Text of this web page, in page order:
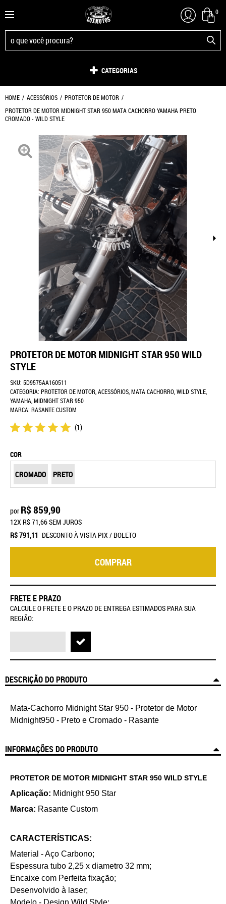
0
CATEGORIAS
HOME ACESSÓRIOS
PROTETOR DE MOTOR
PROTETOR DE MOTOR MIDNIGHT STAR 950 MATA CACHORRO YAMAHA PRETO
CROMADO - WILD STYLE
PROTETOR DE MOTOR MIDNIGHT STAR 950 WILD
STYLE
SKU: 5D9575AA160511
CATEGORIA: PROTETOR DE MOTOR ACESSÓRIOS MATA CACHORRO WILD STYLE
YAMAHA MIDNIGHT STAR 950
MARCA: RASANTE CUSTOM
(1)
COR
CROMADO PRETO
por R$ 859,90
R$ 791,11 DESCONTO À VISTA PIX / BOLETO
12X R$ 71,66SEM JUROS
COMPRAR
FRETE E PRAZO
CALCULE O FRETE E O PRAZO DE ENTREGA ESTIMADOS PARA SUA
REGIÃO:
DESCRIÇÃO DO PRODUTO
Mata-Cachorro Midnight Star 950 - Protetor de Motor
Midnight950 - Preto e Cromado - Rasante
INFORMAÇÕES DO PRODUTO
PROTETOR DE MOTOR MIDNIGHT STAR 950 WILD STYLE
Aplicação: Midnight 950 Star
Marca: Rasante Custom
CARACTERÍSTICAS:
Material - Aço Carbono;
Espessura tubo 2,25 x diametro 32 mm;
Encaixe com Perfeita fixação;
Desenvolvido à laser;
Modelo - Design Wild Style;